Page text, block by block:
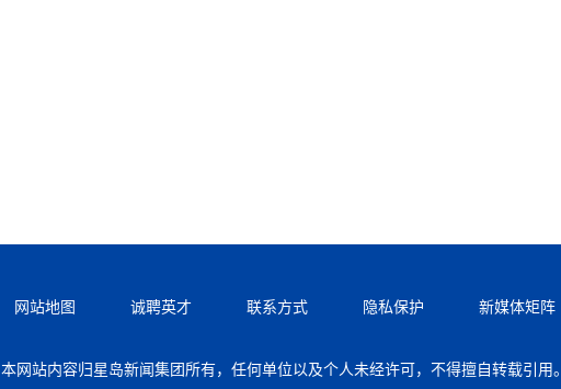
网站地图 诚聘英才 联系方式 隐私保护 新媒体矩阵
本网站内容归星岛新闻集团所有，任何单位以及个人未经许可，不得擅自转载引用。